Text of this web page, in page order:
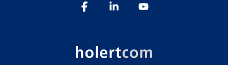
FacebookLinkedin